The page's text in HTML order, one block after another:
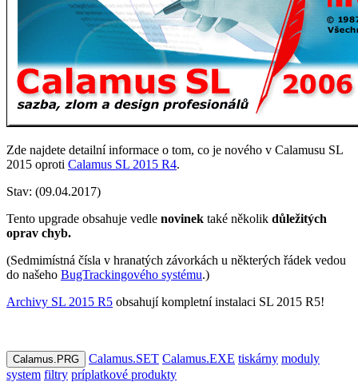
Zde najdete detailní informace o tom, co je nového v Calamusu SL
2015 oproti Calamus SL 2015 R4.
Stav: (09.04.2017)
Tento upgrade obsahuje vedle novinek také několik důležitých
oprav chyb.
(Sedmimístná čísla v hranatých závorkách u některých řádek vedou
do našeho BugTrackingového systému.)
Archivy SL 2015 R5 obsahují kompletní instalaci SL 2015 R5!
Calamus.PRG Calamus.SET Calamus.EXE tiskárny moduly
system filtry príplatkové produkty